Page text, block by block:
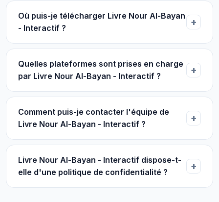
Où puis-je télécharger Livre Nour Al-Bayan
- Interactif ?
Quelles plateformes sont prises en charge
par Livre Nour Al-Bayan - Interactif ?
Comment puis-je contacter l'équipe de
Livre Nour Al-Bayan - Interactif ?
Livre Nour Al-Bayan - Interactif dispose-t-
elle d'une politique de confidentialité ?